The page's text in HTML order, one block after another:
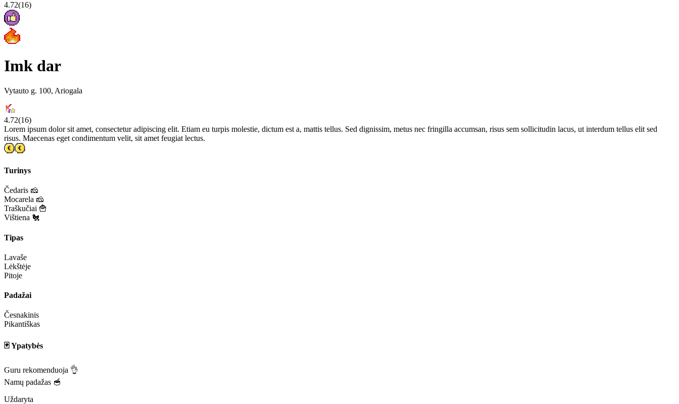
4.72(16)
Imk dar
Vytauto g. 100, Ariogala
4.72(16)
Lorem ipsum dolor sit amet, consectetur adipiscing elit. Etiam eu turpis molestie, dictum est a, mattis tellus. Sed dignissim, metus nec fringilla accumsan, risus sem sollicitudin lacus, ut interdum tellus elit sed
risus. Maecenas eget condimentum velit, sit amet feugiat lectus.
Turinys
Čedaris 🧀
Mocarela 🧀
Traškučiai 🍟
Vištiena 🐔
Tipas
Lavaše
Lėkštėje
Pitoje
Padažai
Česnakinis
Pikantiškas
🃏 Ypatybės
Guru rekomenduoja 👌
Namų padažas 🥣
Uždaryta